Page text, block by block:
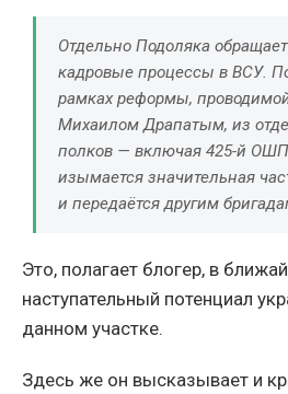
Отдельно Подоляка
кадровые процессы в ВСУ.
рамках реформы,
Михаилом Драпатым, из
полков — включая 425-й
изымается значительная
и передаётся другим
Это, полагает блогер, в
наступательный потенциал
данном участке.
Здесь же он высказывает и